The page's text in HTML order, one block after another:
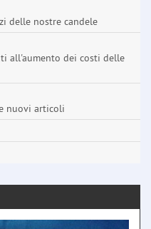
delle nostre candele
all'aumento dei costi delle
nuovi articoli